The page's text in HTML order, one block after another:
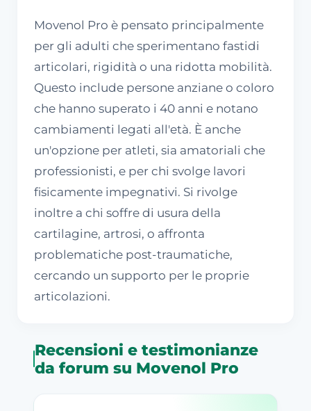
Movenol Pro è pensato principalmente
per gli adulti che sperimentano fastidi
articolari, rigidità o una ridotta mobilità.
Questo include persone anziane o coloro
che hanno superato i 40 anni e notano
cambiamenti legati all'età. È anche
un'opzione per atleti, sia amatoriali che
professionisti, e per chi svolge lavori
fisicamente impegnativi. Si rivolge
inoltre a chi soffre di usura della
cartilagine, artrosi, o affronta
problematiche post-traumatiche,
cercando un supporto per le proprie
articolazioni.
Recensioni e testimonianze
da forum su Movenol Pro